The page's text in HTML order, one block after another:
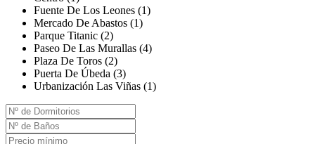
Fuente De Los Leones (1)
Mercado De Abastos (1)
Parque Titanic (2)
Paseo De Las Murallas (4)
Plaza De Toros (2)
Puerta De Úbeda (3)
Urbanización Las Viñas (1)